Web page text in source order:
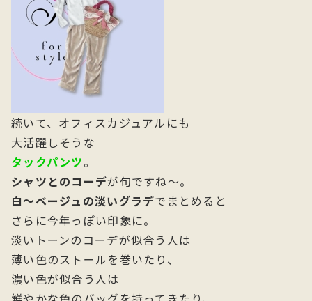
続いて、オフィスカジュアルにも
大活躍しそうな
タックパンツ。
シャツとのコーデが旬ですね～。
白～ベージュの淡いグラデでまとめると
さらに今年っぽい印象に。
淡いトーンのコーデが似合う人は
薄い色のストールを巻いたり、
濃い色が似合う人は